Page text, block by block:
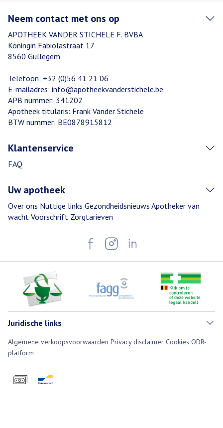
Neem contact met ons op
APOTHEEK VANDER STICHELE F. BVBA
Koningin Fabiolastraat 17
8560 Gullegem
Telefoon: +32 (0)56 41 21 06
E-mailadres: info@apotheekvanderstichele.be
APB nummer: 341202
Apotheek titularis: Frank Vander Stichele
BTW nummer: BE0878915812
Klantenservice
FAQ
Uw apotheek
Over ons Nuttige links Gezondheidsnieuws Apotheker van
wacht Voorschrift Zorgtarieven
Juridische links
Algemene verkoopsvoorwaarden Privacy disclaimer Cookies ODR-
platform